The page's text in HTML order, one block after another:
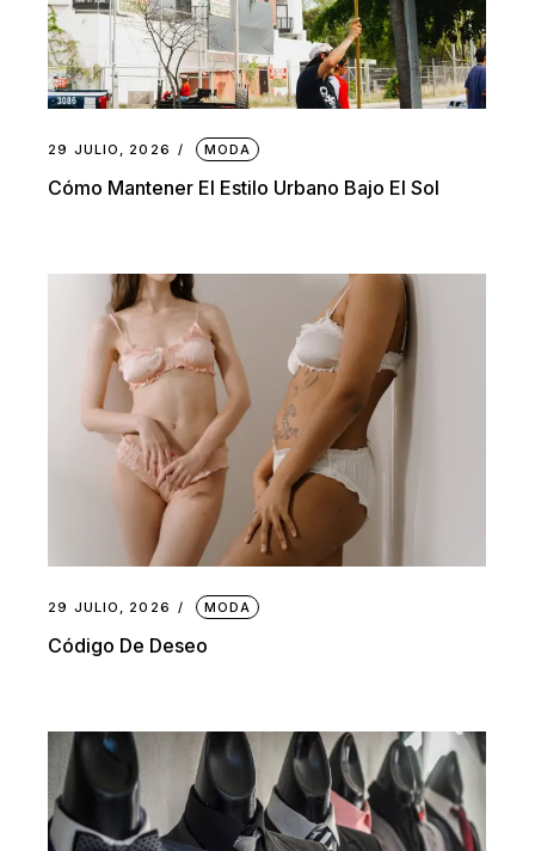
29 JULIO, 2026 MODA
Cómo Mantener El Estilo Urbano Bajo El Sol
29 JULIO, 2026 MODA
Código De Deseo